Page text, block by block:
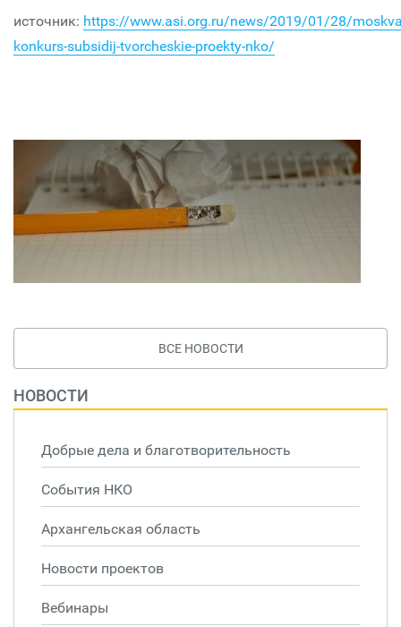
источник: https://www.asi.org.ru/news/2019/01/28/
konkurs-subsidij-tvorcheskie-proekty-nko/
ВСЕ НОВОСТИ
НОВОСТИ
Добрые дела и благотворительность
События НКО
Архангельская область
Новости проектов
Вебинары